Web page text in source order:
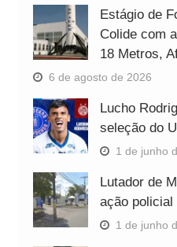
Estágio de
Colide com
18 Metros,
6 de agosto de 2026
Lucho
seleção do
1 de junho
Lutador de
ação policial
1 de junho